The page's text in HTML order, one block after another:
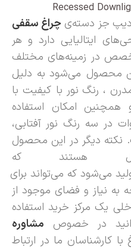
دیپ جز دسته‌ی چراغ سقفی
ایتالیایی دارد و هر
در زمینه‌های مختلف
محصول می‌شودبه دلیل
، رنگ نور با کیفیت با
همچنین امکان استفاده
در سه رنگ نور آفتابی،
دیگر در این محصول
هستند که
می‌شود که می‌تواند برای
به نیاز و فضای موجود از
یک مرکز خرید استفاده
در خصوص مشاوره
با کارشناسان ما در ارتباط